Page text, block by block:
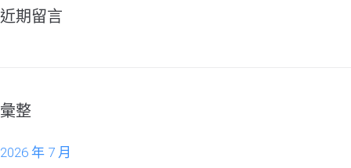
近期留言
彙整
2026 年 7 月